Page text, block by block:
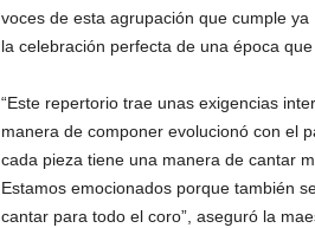
voces de esta agrupación que cumple
la celebración perfecta de una época
“Este repertorio trae unas exigencias
manera de componer evolucionó con el
cada pieza tiene una manera de cantar
Estamos emocionados porque también
cantar para todo el coro”, aseguró la